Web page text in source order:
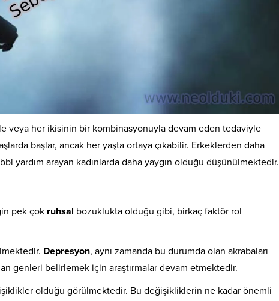
veya her ikisinin bir kombinasyonuyla devam eden tedaviyle
başlar, ancak her yaşta ortaya çıkabilir. Erkeklerden daha
yardım arayan kadınlarda daha yaygın olduğu düşünülmektedir.
pek çok ruhsal bozuklukta olduğu gibi, birkaç faktör rol
Depresyon, aynı zamanda bu durumda olan akrabaları
genleri belirlemek için araştırmalar devam etmektedir.
olduğu görülmektedir. Bu değişikliklerin ne kadar önemli